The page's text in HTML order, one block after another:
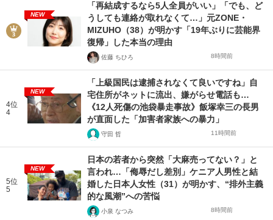
NEW
「再結成するなら5人全員がいい」「でも、ど
うしても連絡が取れなくて…」元ZONE・
MIZUHO（38）が明かす「19年ぶりに芸能界
復帰」した本当の理由
佐藤 ちひろ 8時間前
4位
4
NEW
「上級国民は逮捕されなくて良いですね」自
宅住所がネットに流出、嫌がらせ電話も…
《12人死傷の池袋暴走事故》飯塚幸三の長男
が直面した「加害者家族への暴力」
守田 哲 11時間前
5位
5
NEW
日本の若者から突然「大麻売ってない？」と
言われ…「侮辱だし差別」ケニア人男性と結
婚した日本人女性（31）が明かす、“排外主義
的な風潮”への苦悩
小泉 なつみ 8時間前